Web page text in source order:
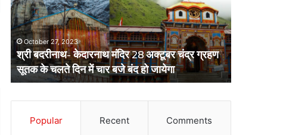
लेकर
स्वास्थ्य
विभाग
का
अर्लट April 29, 2024
डेंगू और चिकनगुनिया को लेकर स्वास्थ्य विभाग का अर्लट
Popular Recent Comments